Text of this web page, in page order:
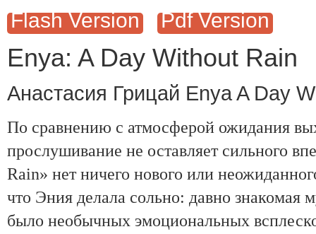
Flash Version Pdf Version
Enya: A Day Without Rain
Анастасия Грицай Enya A Day
По сравнению с атмосферой ожидания
прослушивание не оставляет сильного
Rain» нет ничего нового или
что Эния делала сольно: давно знакомая
было необычных эмоциональных вспле